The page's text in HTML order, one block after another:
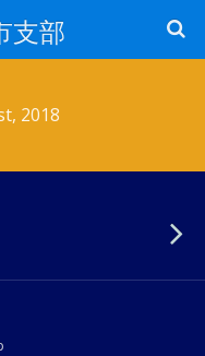
支部
2018